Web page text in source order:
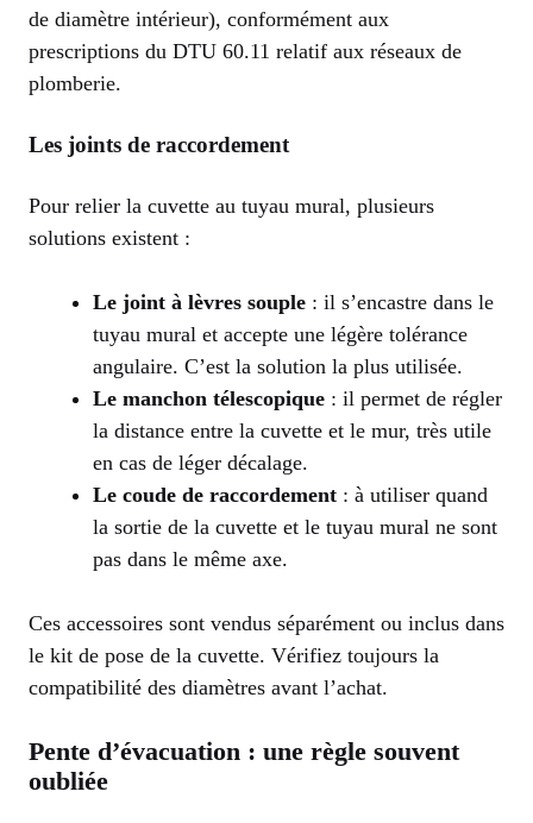
de diamètre intérieur), conformément aux
prescriptions du DTU 60.11 relatif aux réseaux de
plomberie.
Les joints de raccordement
Pour relier la cuvette au tuyau mural, plusieurs
solutions existent :
Le joint à lèvres souple : il s’encastre dans le
tuyau mural et accepte une légère tolérance
angulaire. C’est la solution la plus utilisée.
Le manchon télescopique : il permet de régler
la distance entre la cuvette et le mur, très utile
en cas de léger décalage.
Le coude de raccordement : à utiliser quand
la sortie de la cuvette et le tuyau mural ne sont
pas dans le même axe.
Ces accessoires sont vendus séparément ou inclus dans
le kit de pose de la cuvette. Vérifiez toujours la
compatibilité des diamètres avant l’achat.
Pente d’évacuation : une règle souvent
oubliée